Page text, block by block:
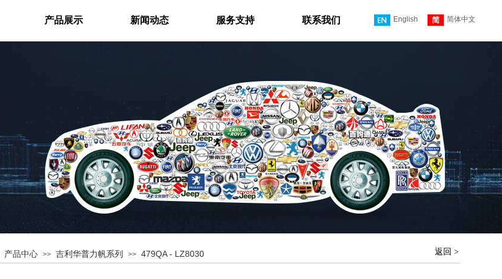
English 简体中文
产品展示 新闻动态 服务支持 联系我们
返回 >
产品中心 >> 吉利华普力帆系列 >> 479QA - LZ8030